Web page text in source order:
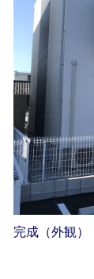
完成（外観）